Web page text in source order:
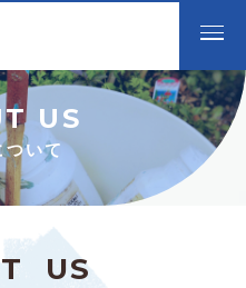
US
ついて
T US